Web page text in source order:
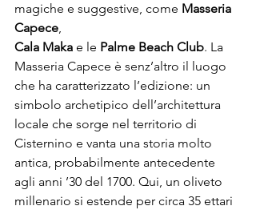
magiche e suggestive, come Masseria
Capece
Cala Maka e le Palme Beach Club. La
Masseria Capece è senz’altro il luogo
che ha caratterizzato l’edizione: un
simbolo archetipico dell’architettura
locale che sorge nel territorio di
Cisternino e vanta una storia molto
antica, probabilmente antecedente
agli anni ’30 del 1700. Qui, un oliveto
millenario si estende per circa 35 ettari